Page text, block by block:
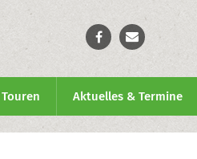
Aktuelles & Termine